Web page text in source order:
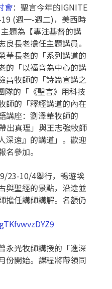
會：聖言今年的IGNITE
(週一-週二)，美西時
題為【專注基督的講
長老擔任主題講員。
華長老的「系列講道的
的「以福音為中心的講
昌牧師的「詩篇宣講之
隊的「《聖言》用科技
師的「釋經講道的內在
講座：劉澤華牧師的
出真理」與王志強牧師
深遠』的講道」。歡迎
參加。
23-10/4舉行，暢遊埃
與聖經的景點，沿途並
擔任講師講解。名額仍
永光牧師講授的「進深
份開始。課程將帶領同